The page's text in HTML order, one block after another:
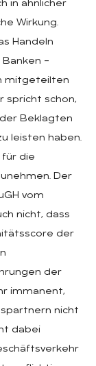
in ähnlicher
Wirkung.
Handeln
–
mitgeteilten
spricht schon,
Beklagten
leisten haben.
für die
Der
vom
nicht, dass
der
der
immanent,
nicht
dabei